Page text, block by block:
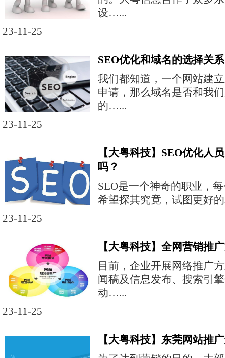
设…...
23-11-25
SEO优化和域名的选择关系
我们都知道，一个网站建
申请，那么域名是否和我
的…...
23-11-25
【大粤科技】SEO优化人
吗？
SEO是一个神奇的职业，
希望探其究竟，试图更好
23-11-25
【大粤科技】全网营销推
目前，企业开展网络推广
闻稿及信息发布、搜索引
动…...
23-11-25
【大粤科技】东莞网站推